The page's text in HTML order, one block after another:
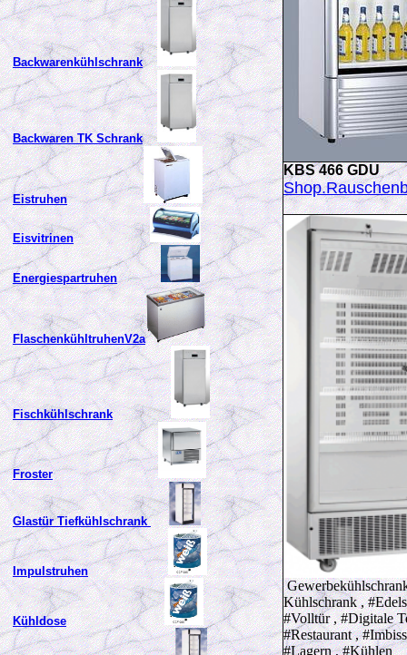
Backwarenkühlschrank
Backwaren TK Schrank
Eistruhen
Eisvitrinen
Energiespartruhen
FlaschenkühltruhenV2a
Fischkühlschrank
Froster
Glastür Tiefkühlschrank
Impulstruhen
Kühldose
KBS 466 GDU
Kühlschrank ,
#Volltür , #Digitale
#Restaurant ,
#Lagern , #Kühlen